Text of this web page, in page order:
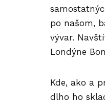
po našom,
vývar.
Londýne
Kde, ako a
dlho ho